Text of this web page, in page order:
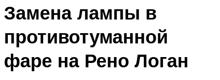
Замена лампы в
противотуманной
фаре на Рено Логан